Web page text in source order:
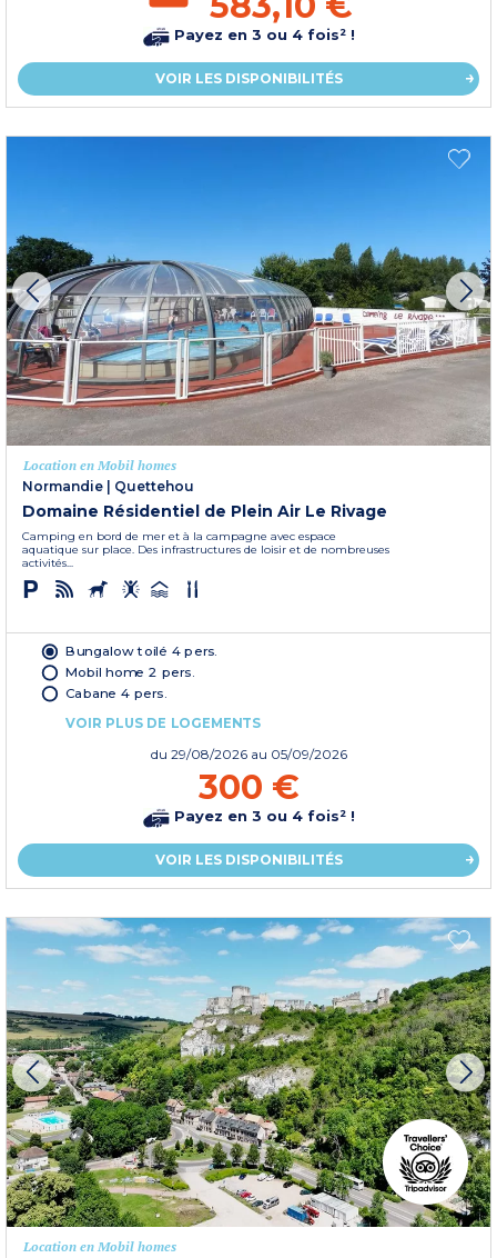
Payez en 3 ou 4 fois² !
VOIR LES DISPONIBILITÉS
Location en Mobil homes
Normandie
Quettehou
Domaine Résidentiel de Plein Air Le Rivage
Camping en bord de mer et à la campagne avec espace
aquatique sur place. Des infrastructures de loisir et de nombreuses
activités...
Bungalow toilé 4 pers.
Mobil home 2 pers.
Cabane 4 pers.
VOIR PLUS DE LOGEMENTS
du 29/08/2026 au 05/09/2026
300 €
Payez en 3 ou 4 fois² !
VOIR LES DISPONIBILITÉS
Location en Mobil homes